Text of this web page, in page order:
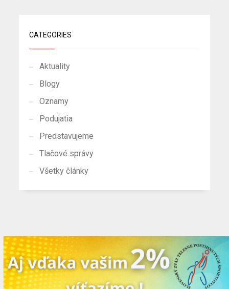
CATEGORIES
Aktuality
Blogy
Oznamy
Podujatia
Predstavujeme
Tlačové správy
Všetky články